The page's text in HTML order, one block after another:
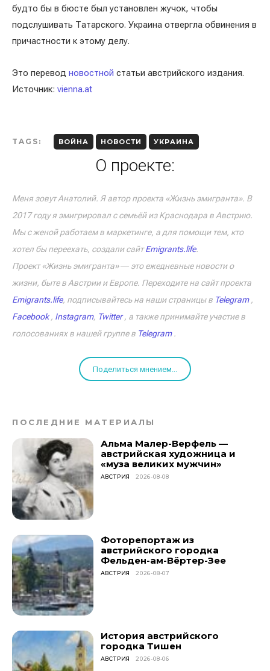
будто бы в бюсте был установлен жучок, чтобы
подслушивать Татарского. Украина отвергла обвинения в
причастности к этому делу.
Это перевод новостной статьи австрийского издания.
Источник: vienna.at
TAGS: ВОЙНА НОВОСТИ УКРАИНА
О проекте:
Меня зовут Анатолий. Я автор проекта «Жизнь эмигранта». В
2017 году я эмигрировал с семьёй из Краснодара в Австрию.
Мы с женой работаем в маркетинге, а для помощи тем, кто
хотел бы переехать, создали сайтEmigrants.life.
Проект «Жизнь эмигранта» ― это ежедневные новости о
жизни, быте в Австрии и Европе. Переходите на сайт проекта
Emigrants.life, подписывайтесь на наши страницы в Telegram,
Facebook, Instagram, Twitter, а также принимайте участие в
голосованиях в нашей группе в Telegram.
Поделиться мнением...
ПОСЛЕДНИЕ МАТЕРИАЛЫ
Альма Малер-Верфель —
австрийская художница и
«муза великих мужчин»
АВСТРИЯ 2026-08-08
Фоторепортаж из
австрийского городка
Фельден-ам-Вёртер-Зее
АВСТРИЯ 2026-08-07
История австрийского
городка Тишен
АВСТРИЯ 2026-08-06